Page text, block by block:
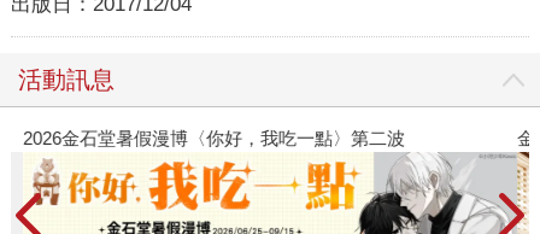
活動訊息
2026金石堂暑假漫博〈你好，我吃一點〉第二波 金